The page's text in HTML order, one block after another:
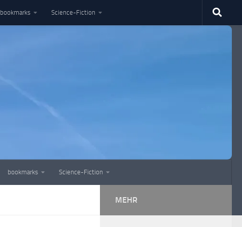
bookmarks Science-Fiction
bookmarks Science-Fiction
MEHR